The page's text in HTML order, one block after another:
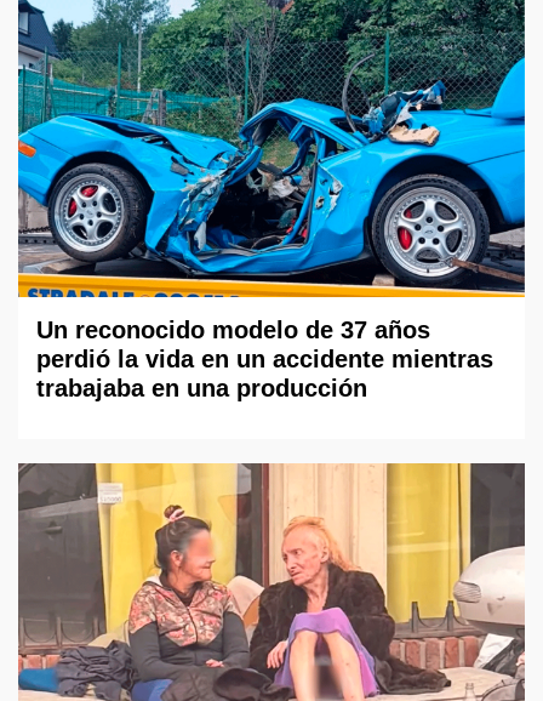
Un reconocido modelo de 37 años
perdió la vida en un accidente mientras
trabajaba en una producción